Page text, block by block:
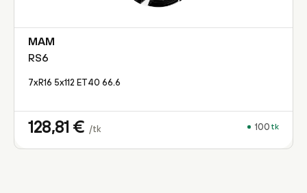
MAM
RS6
7xR16 5x112 ET40 66.6
128,81 € /tk 100 tk